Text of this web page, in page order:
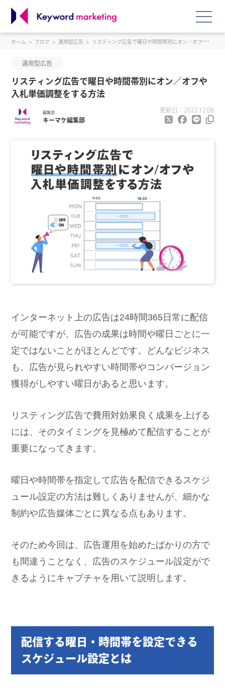
ホーム ブログ 運用型広告 リスティング広告で曜日や時間帯別にオン／オフや入札単価調整をする方法
運用型広告
リスティング広告で曜日や時間帯別にオン／オフや
入札単価調整をする方法
編集部
キーマケ編集部
更新日：2022.12.08
インターネット上の広告は24時間365日常に配信
が可能ですが、広告の成果は時間や曜日ごとに一
定ではないことがほとんどです。どんなビジネス
も、広告が見られやすい時間帯やコンバージョン
獲得がしやすい曜日があると思います。
リスティング広告で費用対効果良く成果を上げる
には、そのタイミングを見極めて配信することが
重要になってきます。
曜日や時間帯を指定して広告を配信できるスケジ
ュール設定の方法は難しくありませんが、細かな
制約や広告媒体ごとに異なる点もあります。
そのため今回は、広告運用を始めたばかりの方で
も間違うことなく、広告のスケジュール設定がで
きるようにキャプチャを用いて説明します。
配信する曜日・時間帯を設定できる
スケジュール設定とは